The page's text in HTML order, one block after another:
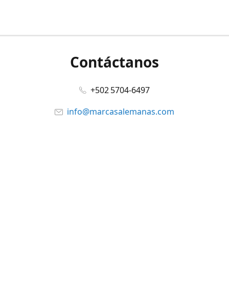
Contáctanos
+502 5704-6497
info@marcasalemanas.com